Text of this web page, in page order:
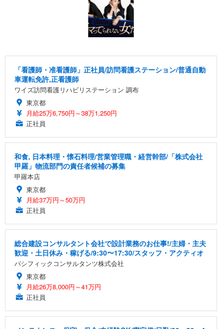
「看護師・准看護師」正社員/訪問看護ステーション/普通自動
車運転免許,正看護師
ワイズ訪問看護リハビリステーション 調布
東京都
月給25万6,750円～38万1,250円
正社員
和食, 日本料理・懐石料理/営業管理職・経営幹部/「株式会社
甲羅」物流部門の責任者候補の募集
甲羅本店
東京都
月給37万円～50万円
正社員
総合建設コンサルタント会社で設計業務のお仕事!/主婦・主夫
歓迎・土日休み・稼げる/9:30〜17:30/スタッフ・アクティオ
パシフィックコンサルタンツ株式会社
東京都
月給26万8,000円～41万円
正社員